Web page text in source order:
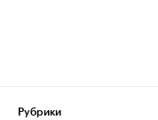
Рубрики